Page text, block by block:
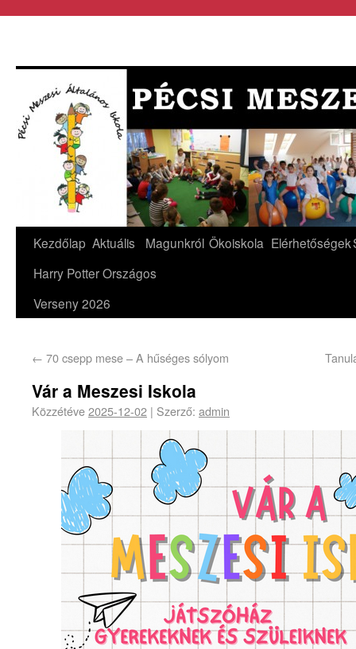
Kezdőlap Aktuális Magunkról Ökoiskola Elérhetőségek
Harry Potter Országos
Verseny 2026
← 70 csepp mese – A hűséges sólyom
Vár a Meszesi Iskola
Közzétéve2025-12-02 | Szerző: admin